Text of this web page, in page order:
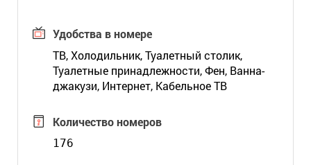
Удобства в номере
ТВ, Холодильник, Туалетный столик,
Туалетные принадлежности, Фен, Ванна-
джакузи, Интернет, Кабельное ТВ
Количество номеров
176